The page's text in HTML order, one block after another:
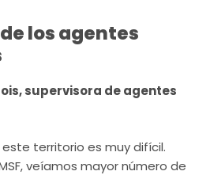
los agentes
supervisora de agentes
territorio es muy difícil.
veíamos mayor número de